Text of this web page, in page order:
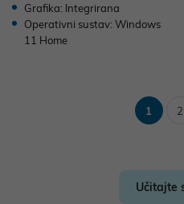
Grafika: Integrirana
Operativni sustav: Windows
11 Home
1 2
Učitajte